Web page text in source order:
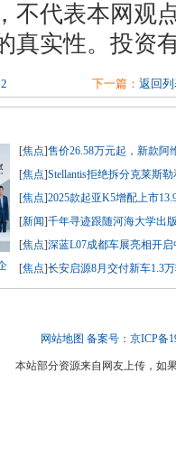
不代表本网观
真实性。投资
下一篇： 返回
[焦点]售价26.58万元起，新款阿
[焦点]Stellantis拒绝拆分克莱斯
[焦点]2025款起亚K5增配上市
[新闻]千年寻迹跟随河海大学出
[焦点]深蓝L07成都车展亮相开
[焦点]长安启源8月交付新车1.3
网站地图 备案号：京ICP备
本站部分资源来自网友上传，如